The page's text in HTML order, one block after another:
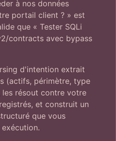
à nos données
portail client ? » est
que « Tester SQLi
contracts avec bypass
d'intention extrait
(actifs, périmètre, type
résout contre votre
et construit un
que vous